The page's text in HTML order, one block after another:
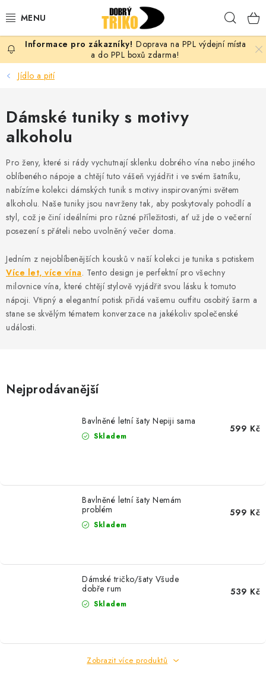
na
PRO ŽENY
PRO MUŽE
PRO DĚTI
DOPLŇKY
PRO PÁRY
VLASTNÍ MOTIV
TRIČKA
MIKINY
OKAMŽITĚ K ODBĚRU
B2B
VÁNOCE
PROVIZNÍ SYSTÉM
Zásady zpracování ochrany osobních údajů
Doprava na PPL výdejní místa
a do PPL boxů zdarma!
Jídlo a pití
Dámské tuniky s motivy
alkoholu
Pro ženy, které si rády vychutnají sklenku dobrého vína nebo jiného
oblíbeného nápoje a chtějí tuto vášeň vyjádřit i ve svém šatníku,
nabízíme kolekci dámských tunik s motivy inspirovanými světem
alkoholu. Naše tuniky jsou navrženy tak, aby poskytovaly pohodlí a
styl, což je činí ideálními pro různé příležitosti, ať už jde o večerní
posezení s přáteli nebo uvolněný večer doma.
Jedním z nejoblíbenějších kousků v naší kolekci je tunika s potiskem
Více let, více vína. Tento design je perfektní pro všechny
milovnice vína, které chtějí stylově vyjádřit svou lásku k tomuto
nápoji. Vtipný a elegantní potisk přidá vašemu outfitu osobitý šarm a
stane se skvělým tématem konverzace na jakékoliv společenské
události.
Nejprodávanější
Bavlněné letní šaty Nepiji sama
Skladem
599 Kč
Bavlněné letní šaty Nemám
problém
Skladem
599 Kč
Dámské tričko/šaty Všude
dobře rum
Skladem
539 Kč
Zobrazit více produktů